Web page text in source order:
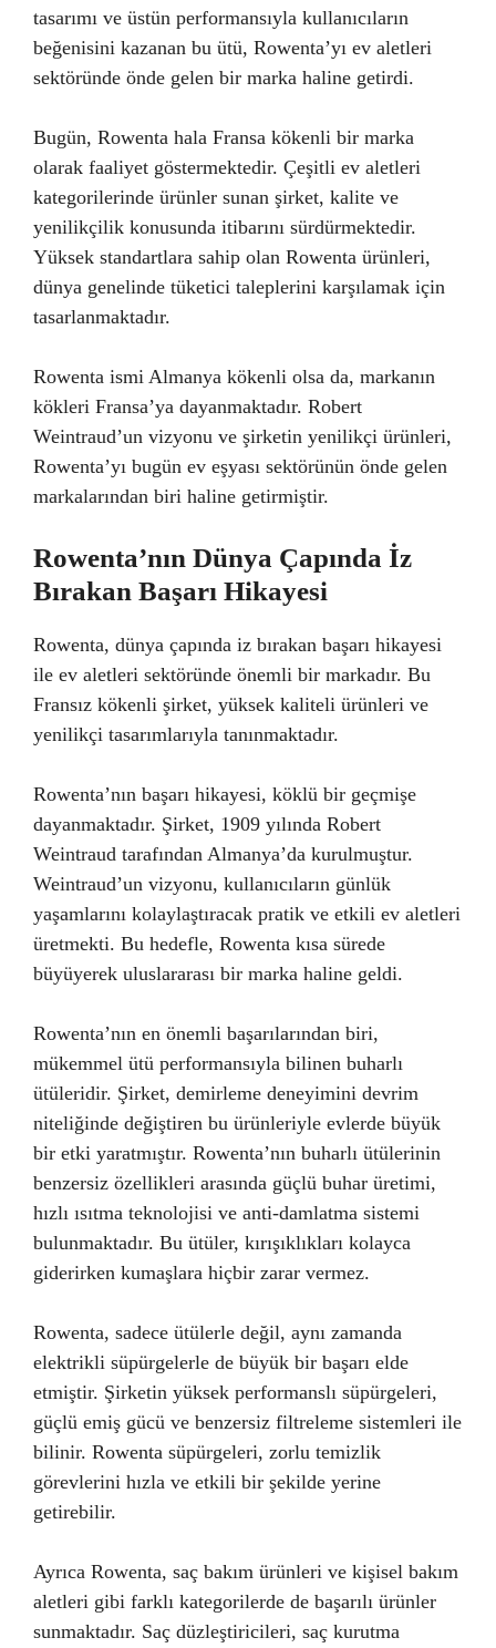
tasarımı ve üstün performansıyla kullanıcıların
beğenisini kazanan bu ütü, Rowenta’yı ev aletleri
sektöründe önde gelen bir marka haline getirdi.
Bugün, Rowenta hala Fransa kökenli bir marka
olarak faaliyet göstermektedir. Çeşitli ev aletleri
kategorilerinde ürünler sunan şirket, kalite ve
yenilikçilik konusunda itibarını sürdürmektedir.
Yüksek standartlara sahip olan Rowenta ürünleri,
dünya genelinde tüketici taleplerini karşılamak için
tasarlanmaktadır.
Rowenta ismi Almanya kökenli olsa da, markanın
kökleri Fransa’ya dayanmaktadır. Robert
Weintraud’un vizyonu ve şirketin yenilikçi ürünleri,
Rowenta’yı bugün ev eşyası sektörünün önde gelen
markalarından biri haline getirmiştir.
Rowenta’nın Dünya Çapında İz
Bırakan Başarı Hikayesi
Rowenta, dünya çapında iz bırakan başarı hikayesi
ile ev aletleri sektöründe önemli bir markadır. Bu
Fransız kökenli şirket, yüksek kaliteli ürünleri ve
yenilikçi tasarımlarıyla tanınmaktadır.
Rowenta’nın başarı hikayesi, köklü bir geçmişe
dayanmaktadır. Şirket, 1909 yılında Robert
Weintraud tarafından Almanya’da kurulmuştur.
Weintraud’un vizyonu, kullanıcıların günlük
yaşamlarını kolaylaştıracak pratik ve etkili ev aletleri
üretmekti. Bu hedefle, Rowenta kısa sürede
büyüyerek uluslararası bir marka haline geldi.
Rowenta’nın en önemli başarılarından biri,
mükemmel ütü performansıyla bilinen buharlı
ütüleridir. Şirket, demirleme deneyimini devrim
niteliğinde değiştiren bu ürünleriyle evlerde büyük
bir etki yaratmıştır. Rowenta’nın buharlı ütülerinin
benzersiz özellikleri arasında güçlü buhar üretimi,
hızlı ısıtma teknolojisi ve anti-damlatma sistemi
bulunmaktadır. Bu ütüler, kırışıklıkları kolayca
giderirken kumaşlara hiçbir zarar vermez.
Rowenta, sadece ütülerle değil, aynı zamanda
elektrikli süpürgelerle de büyük bir başarı elde
etmiştir. Şirketin yüksek performanslı süpürgeleri,
güçlü emiş gücü ve benzersiz filtreleme sistemleri ile
bilinir. Rowenta süpürgeleri, zorlu temizlik
görevlerini hızla ve etkili bir şekilde yerine
getirebilir.
Ayrıca Rowenta, saç bakım ürünleri ve kişisel bakım
aletleri gibi farklı kategorilerde de başarılı ürünler
sunmaktadır. Saç düzleştiricileri, saç kurutma